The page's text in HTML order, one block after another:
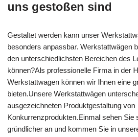
uns gestoßen sind
Gestaltet werden kann unser
besonders anpassbar. Werkstattwägen
den unterschiedlichsten Bereichen des
können?Als professionelle Firma in der
Werkstattwagen können wir Ihnen eine
bieten.Unsere Werkstattwägen
ausgezeichneten Produktgestaltung von
Konkurrenzprodukten.Einmal sehen Sie
gründlicher an und kommen Sie in